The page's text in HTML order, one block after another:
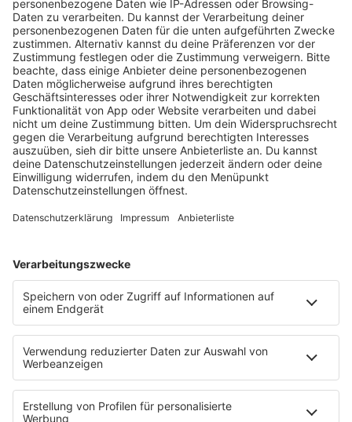
INFO
30.10.2019 Folge 33
WIE SIE KÜNSTLICHE INTELLIGENZ BEI DER
BEWERBUNG NUTZEN – CHATBOTS- #28
19.10.2019 Folge 32
WAS HEISST EIGENTLICH: STELLEN SIE IHR L
ICHT AUF DEN SCHEFFEL? #27
INFO
17.10.2019
LINKEDIN – HINTERGRUNDBILD, PROFILBILD
MIR WURDE GEKÜNDIGT! #25
INFO
22.08.2019
ICH KANN DAS NICHT! #24
INFO